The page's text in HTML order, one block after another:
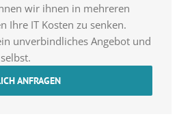
wir ihnen in mehreren
Ihre IT Kosten zu senken.
unverbindliches Angebot und
ANFRAGEN